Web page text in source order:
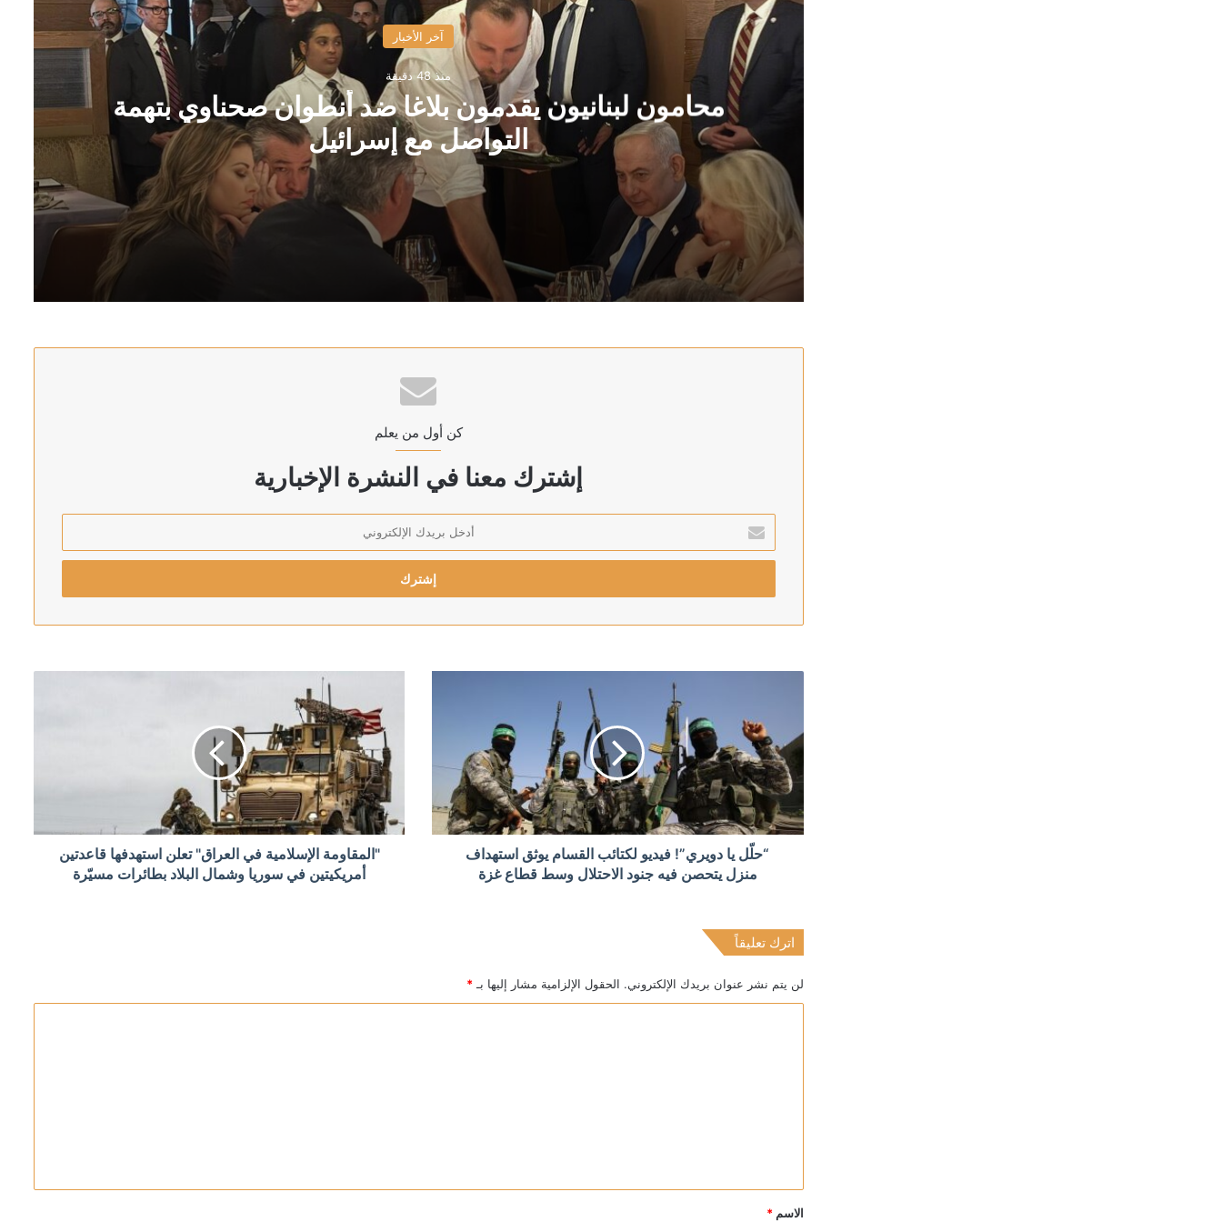
آخر الأخبار
منذ 48 دقيقة
محامون لبنانيون يقدمون بلاغا ضد أنطوان صحناوي بتهمة
التواصل مع إسرائيل
منذ 48 دقيقة
محامون لبنانيون يقدمون بلاغا ضد أنطوان صحناوي بتهمة التواصل مع إسرائيل
إعلام فلسطيني: مفاوضات القاهرة تتقدم نحو ورقة تفاهم بين حماس والوسطاء تشمل السلاح
الصدر يستنكر استهداف العراق من كل الدول والجهات وينتقد “المليشيات المنفلتة”
منذ ساعتين
الخارجية البحرينية تدين تكرار محاولات استهداف المنشآت البترولية بالسعودية
توغلات وقصف وتفجيرات إسرائيلية تستهدف بلدات جنوب لبنان وتحليق للمسيرات
منذ 3 ساعات
كن أول من يعلم
إشترك معنا في النشرة الإخبارية
بريدك
الإلكتروني
“حلّل يا دويري”! فيديو لكتائب القسام يوثق استهداف
منزل يتحصن فيه جنود الاحتلال وسط قطاع غزة
"المقاومة الإسلامية في العراق" تعلن استهدفها قاعدتين
أمريكيتين في سوريا وشمال البلاد بطائرات مسيّرة
اترك تعليقاً
لن يتم نشر عنوان بريدك الإلكتروني. الحقول الإلزامية مشار إليها بـ *
*
الاسم *